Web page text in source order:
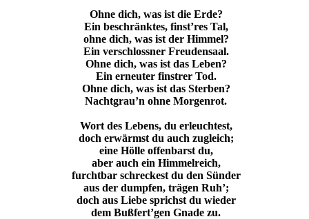
Ohne dich, was ist die Erde?
Ein beschränktes, finst’res Tal,
ohne dich, was ist der Himmel?
Ein verschlossner Freudensaal.
Ohne dich, was ist das Leben?
Ein erneuter finstrer Tod.
Ohne dich, was ist das Sterben?
Nachtgrau’n ohne Morgenrot.
Wort des Lebens, du erleuchtest,
doch erwärmst du auch zugleich;
eine Hölle offenbarst du,
aber auch ein Himmelreich,
furchtbar schreckest du den Sünder
aus der dumpfen, trägen Ruh’;
doch aus Liebe sprichst du wieder
dem Bußfert’gen Gnade zu.